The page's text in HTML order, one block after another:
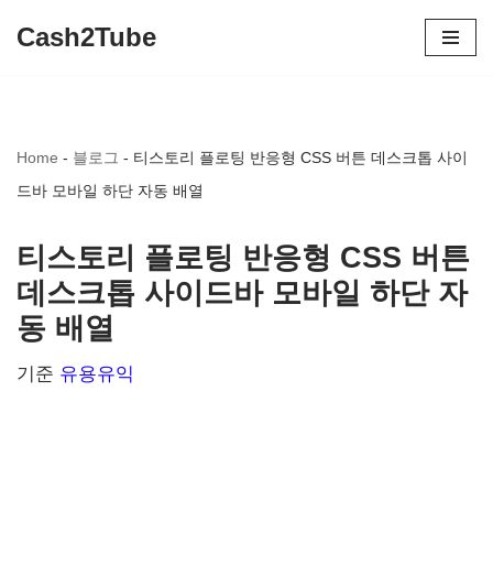
로
건
뛰
기
Cash2Tube
Home - 블로그 - 티스토리 플로팅 반응형 CSS 버튼 데스크톱 사이
드바 모바일 하단 자동 배열
티스토리 플로팅 반응형 CSS 버튼
데스크톱 사이드바 모바일 하단 자
동 배열
기준 유용유익